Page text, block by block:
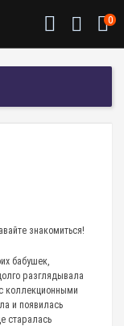
0
знакомиться!
бабушек,
разглядывала
коллекционными
и появилась
старалась